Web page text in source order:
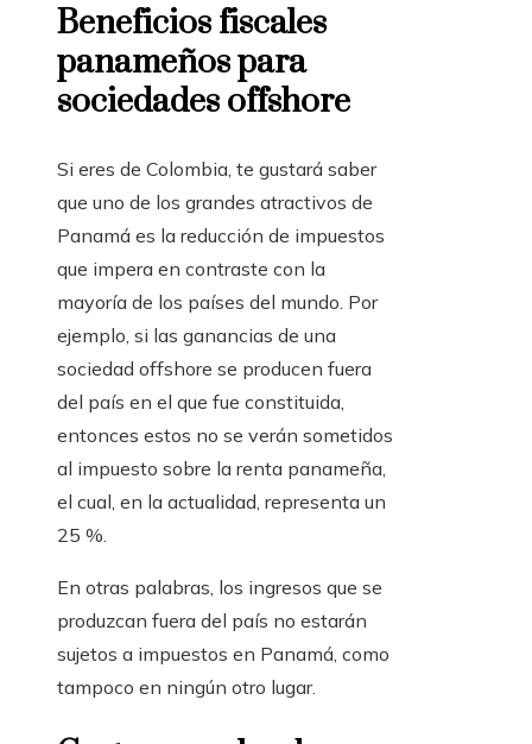
Beneficios fiscales
panameños para
sociedades offshore
Si eres de Colombia, te gustará saber
que uno de los grandes atractivos de
Panamá es la reducción de impuestos
que impera en contraste con la
mayoría de los países del mundo. Por
ejemplo, si las ganancias de una
sociedad offshore se producen fuera
del país en el que fue constituida,
entonces estos no se verán sometidos
al impuesto sobre la renta panameña,
el cual, en la actualidad, representa un
25 %.
En otras palabras, los ingresos que se
produzcan fuera del país no estarán
sujetos a impuestos en Panamá, como
tampoco en ningún otro lugar.